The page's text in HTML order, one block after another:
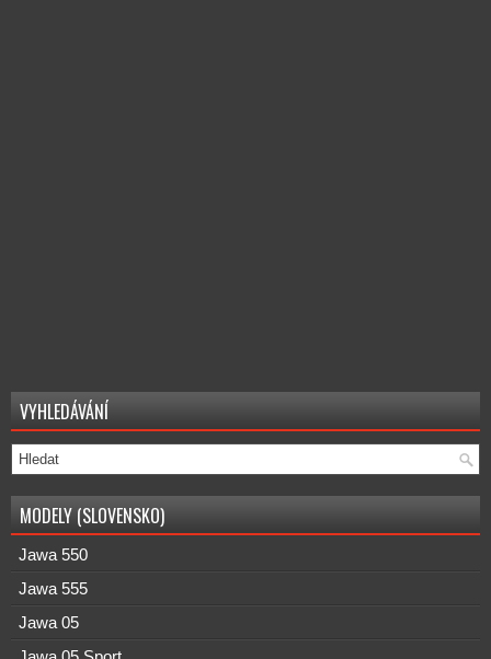
VYHLEDÁVÁNÍ
MODELY (SLOVENSKO)
Jawa 550
Jawa 555
Jawa 05